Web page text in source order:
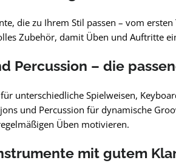
die zu Ihrem Stil passen – vom
Zubehör, damit Üben und Auftritte
Percussion – die
unterschiedliche Spielweisen,
und Percussion für dynamische
Üben motivieren.
mit gutem